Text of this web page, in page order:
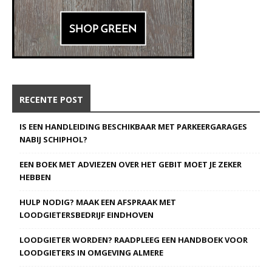
RECENTE POST
IS EEN HANDLEIDING BESCHIKBAAR MET PARKEERGARAGES
NABIJ SCHIPHOL?
EEN BOEK MET ADVIEZEN OVER HET GEBIT MOET JE ZEKER
HEBBEN
HULP NODIG? MAAK EEN AFSPRAAK MET
LOODGIETERSBEDRIJF EINDHOVEN
LOODGIETER WORDEN? RAADPLEEG EEN HANDBOEK VOOR
LOODGIETERS IN OMGEVING ALMERE